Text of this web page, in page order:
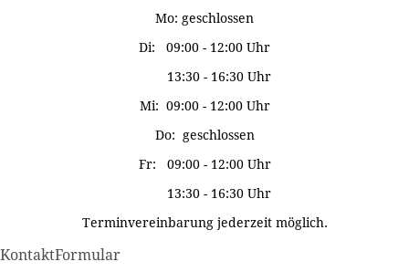
Mo: geschlossen
Di: 09:00 - 12:00 Uhr
13:30 - 16:30 Uhr
Mi: 09:00 - 12:00 Uhr
Do: geschlossen
Fr: 09:00 - 12:00 Uhr
13:30 - 16:30 Uhr
Terminvereinbarung jederzeit möglich.
KontaktFormular